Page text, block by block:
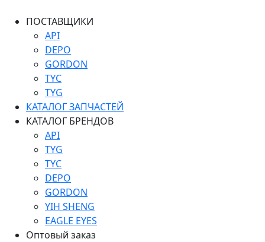
ПОСТАВЩИКИ
API
DEPO
GORDON
TYC
TYG
КАТАЛОГ ЗАПЧАСТЕЙ
КАТАЛОГ БРЕНДОВ
API
TYG
TYC
DEPO
GORDON
YIH SHENG
EAGLE EYES
Оптовый заказ